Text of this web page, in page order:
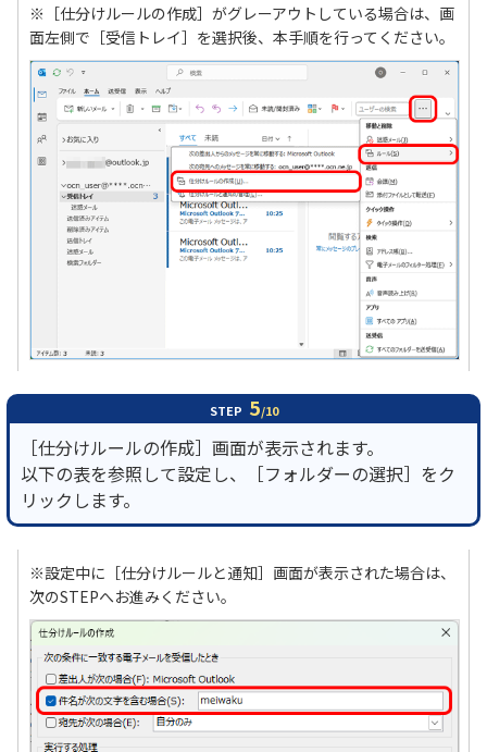
※［仕分けルールの作成］がグレーアウトしている場合は、画
面左側で［受信トレイ］を選択後、本手順を行ってください。
STEP 5/10
［仕分けルールの作成］画面が表示されます。
以下の表を参照して設定し、［フォルダーの選択］をク
リックします。
※設定中に［仕分けルールと通知］画面が表示された場合は、
次のSTEPへお進みください。